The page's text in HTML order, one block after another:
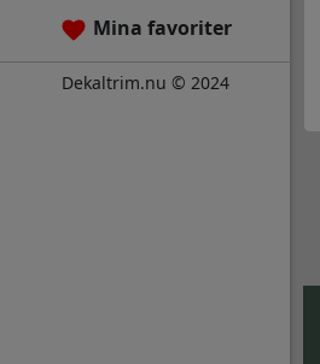
Mina favoriter
Dekaltrim.nu © 2024